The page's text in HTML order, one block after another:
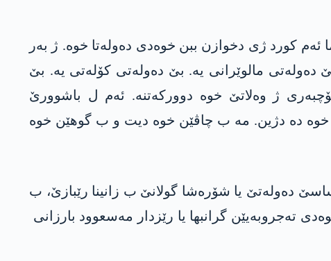
کورد ژی دخوازن ببن خوەدی دەولەتا خوە. ژ بەر
مالوێرانی یە. بێ دەولەتی کۆلەتی یە. بێ
کۆچبەری ژ وەلاتێ خوە دوورکەتنە. ئەم ل باشوورێ
دەولەتا خوە دە دژین. مە ب چاڤێن خوە دیت و ب گوھێن خوە
دەولەتێ یا شۆرەشا گولانێ ب زانینا رێبازێ، ب
تەجروبەیێن گرانبھا یا رێزدار مەسعوود بارزانی